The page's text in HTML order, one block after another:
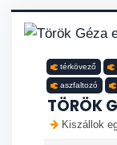
térkövező
aszfaltozó
TÖRÖK
Kiszállok